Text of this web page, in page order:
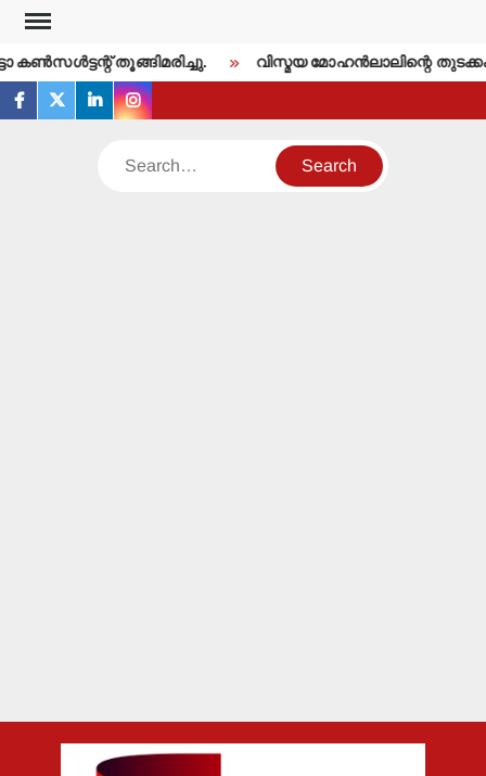
Skip
content
കണ്‍സള്‍ട്ടന്റ് തൂങ്ങിമരിച്ചു. വിസ്മയ മോഹന്‍ലാലിന്റെ തുടക്കം
facebook
twitterlinkedininstagram
Search